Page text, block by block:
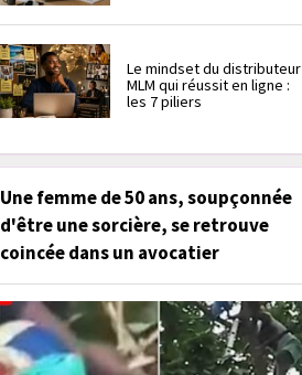
Le mindset du distributeur
MLM qui réussit en ligne :
les 7 piliers
Une femme de 50 ans, soupçonnée
d'être une sorcière, se retrouve
coincée dans un avocatier